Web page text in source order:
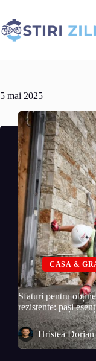
conținut
5 mai 2025
CASA &
Sfaturi pentru
rezistente: pași
Hristea Dorian